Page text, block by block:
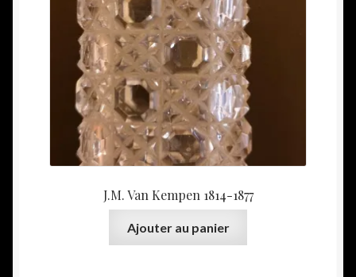
J.M. Van Kempen 1814-1877
Ajouter au panier